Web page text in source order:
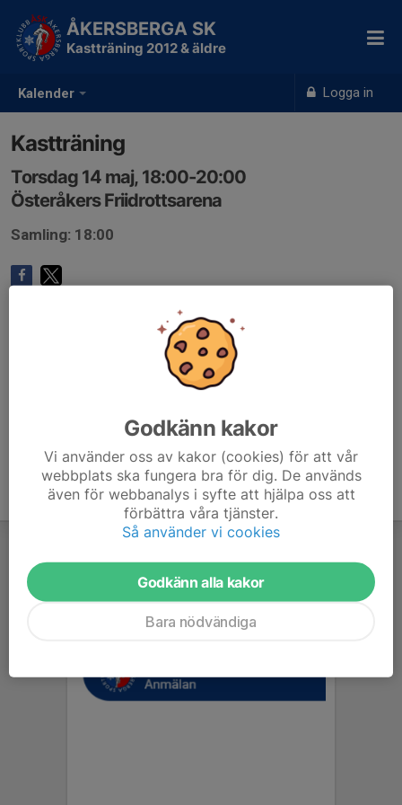
Kalender Logga in
ÅKERSBERGA SK
Kastträning 2012 & äldre
Kastträning
Torsdag 14 maj, 18:00-20:00
Österåkers Friidrottsarena
Samling: 18:00
Godkänn kakor
Vi använder oss av kakor (cookies) för att vår
webbplats ska fungera bra för dig. De används
även för webbanalys i syfte att hjälpa oss att
förbättra våra tjänster.
Så använder vi cookies
Godkänn alla kakor
Bara nödvändiga